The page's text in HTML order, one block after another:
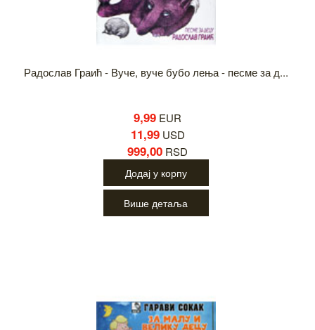
Радослав Граић - Вуче, вуче бубо лења - песме за д...
9,99 EUR
11,99USD
999,00 RSD
Додај у корпу
Више детаља